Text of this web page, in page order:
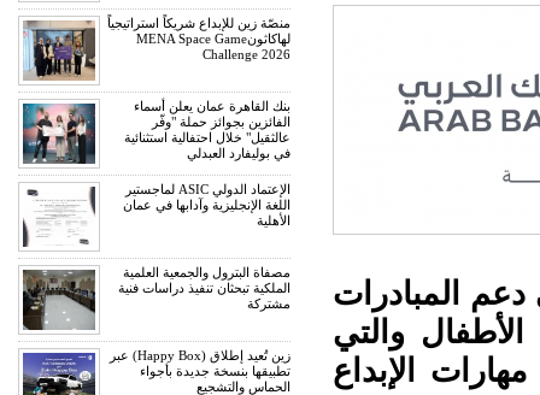
دعم المبادرات
والتي
الإبداع
منصّة زين للإبداع شريكاً استراتيجياً
لهاكاثونMENA Space Game
Challenge 2026
بنك القاهرة عمان يعلن أسماء
الفائزين بجوائز حملة "وفّر
عالثقيل" خلال احتفالية استثنائية
في بوليفارد العبدلي
الإعتماد الدولي ASIC لماجستير
اللغة الإنجليزية وآدابها في عمان
الأهلية
مصفاة البترول والجمعية العلمية
الملكية تبحثان تنفيذ دراسات فنية
مشتركة
زين تُعيد إطلاق (Happy Box) عبر
تطبيقها بنسخة جديدة بأجواء
الحماس والتشجيع